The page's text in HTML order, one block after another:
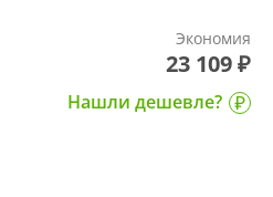
Экономия
23 109 ₽
Нашли дешевле?